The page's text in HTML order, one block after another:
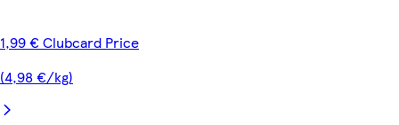
1,99 € Clubcard Price
(4,98 €/kg)